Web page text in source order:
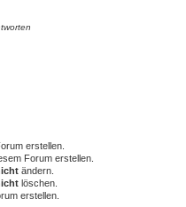
erstellen.
Forum erstellen.
ändern.
löschen.
erstellen.